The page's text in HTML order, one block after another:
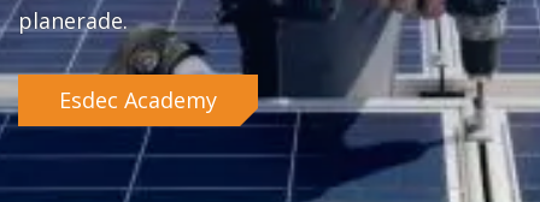
planerade.
Esdec Academy